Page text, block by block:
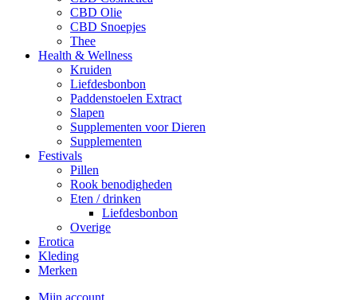
CBD Olie
CBD Snoepjes
Thee
Health & Wellness
Kruiden
Liefdesbonbon
Paddenstoelen Extract
Slapen
Supplementen voor Dieren
Supplementen
Festivals
Pillen
Rook benodigheden
Eten / drinken
Liefdesbonbon
Overige
Erotica
Kleding
Merken
Mijn account